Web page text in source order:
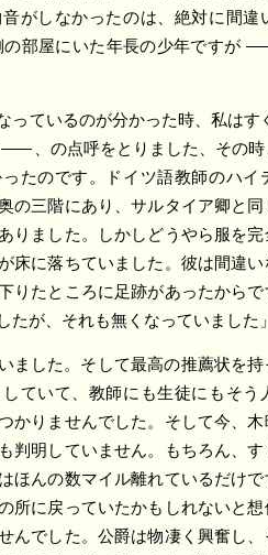
がしなかったのは、絶対に間違
部屋にいた年長の少年ですが
っているのが分かった時、私はす
――、の点呼をとりました、その
たのです。ドイツ語教師のハイ
の三階にあり、サルタイア卿と
りました。しかしどうやら服を
床に落ちていました。彼は間違
りたところに足跡があったから
たが、それも無くなっていました」
ました。そして最高の推薦状を
ていて、教師にも生徒にもそう
かりませんでした。そして今、
判明していません。もちろん、
ほんの数マイル離れているだけ
所に戻っていたかもしれないと
んでした。公爵は物凄く興奮し